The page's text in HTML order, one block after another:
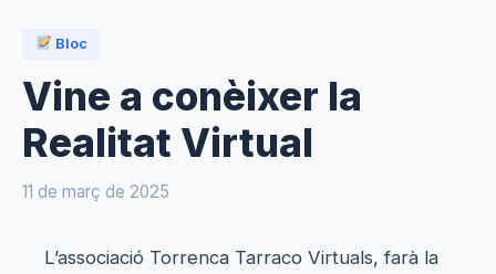
Bloc
Vine a conèixer la
Realitat Virtual
11 de març de 2025
L’associació Torrenca Tarraco Virtuals, farà la